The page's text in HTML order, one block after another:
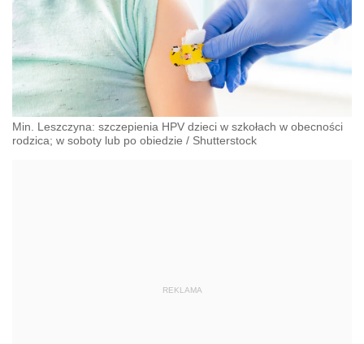
Min. Leszczyna: szczepienia HPV dzieci w szkołach w obecności
rodzica; w soboty lub po obiedzie / Shutterstock